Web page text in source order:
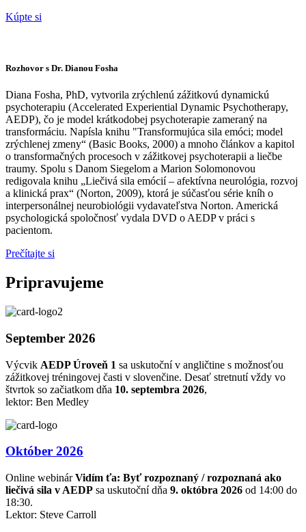
Kúpte si
Rozhovor s Dr. Dianou Fosha
Diana Fosha, PhD, vytvorila zrýchlenú zážitkovú dynamickú
psychoterapiu (Accelerated Experiential Dynamic Psychotherapy,
AEDP), čo je model krátkodobej psychoterapie zameraný na
transformáciu. Napísla knihu "Transformujúca sila emóci; model
zrýchlenej zmeny“ (Basic Books, 2000) a mnoho článkov a kapitol
o transformačných procesoch v zážitkovej psychoterapii a liečbe
traumy. Spolu s Danom Siegelom a Marion Solomonovou
redigovala knihu „Liečivá sila emócií – afektívna neurológia, rozvoj
a klinická prax“ (Norton, 2009), ktorá je súčasťou série kníh o
interpersonálnej neurobiológii vydavateľstva Norton. Americká
psychologická spoločnosť vydala DVD o AEDP v práci s
pacientom.
Prečítajte si
Pripravujeme
September 2026
Výcvik AEDP Úroveň 1 sa uskutoční v angličtine s možnosťou
zážitkovej tréningovej časti v slovenčine. Desať stretnutí vždy vo
štvrtok so začiatkom dňa 10. septembra 2026,
lektor: Ben Medley
Október 2026
Online webinárVidím ťa: Byť rozpoznaný / rozpoznaná ako
liečivá sila v AEDP sa uskutoční dňa 9. októbra 2026 od 14:00 do
18:30.
Lektor: Steve Carroll